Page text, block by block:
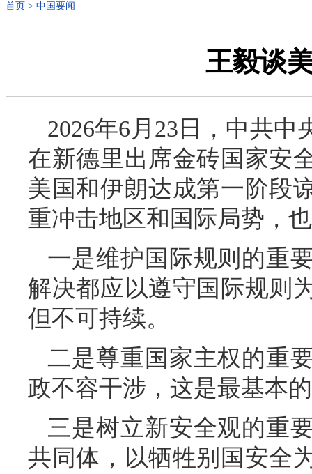
首页 > 中国要闻
王毅谈
2026年6月23日，中共
在新德里出席金砖国家安
美国和伊朗达成第一阶段
重冲击地区和国际局势，
一是维护国际规则的重
解决都应以遵守国际规则
但不可持续。
二是尊重国家主权的重
政不容干涉，这是最基本
三是树立新安全观的重
共同体，以牺牲别国安全